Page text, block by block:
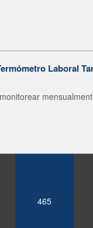
Laboral
465